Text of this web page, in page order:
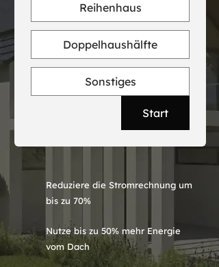
Reihenhaus
Doppelhaushälfte
Sonstiges
Start
Reduziere die Stromrechnung um
bis zu 70%
Nutze bis zu 50% mehr Energie
vom Dach